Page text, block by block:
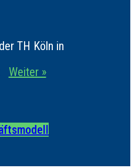
TH Köln in
Weiter »